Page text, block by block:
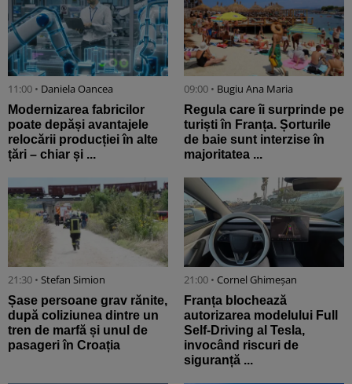
11:00 • Daniela Oancea
Modernizarea fabricilor
poate depăși avantajele
relocării producției în alte
țări – chiar și ...
09:00 • Bugiu ⁠Ana Maria
Regula care îi surprinde pe
turiști în Franța. Șorturile
de baie sunt interzise în
majoritatea ...
21:30 • Stefan Simion
Șase persoane grav rănite,
după coliziunea dintre un
tren de marfă și unul de
pasageri în Croația
21:00 • Cornel Ghimeșan
Franța blochează
autorizarea modelului Full
Self-Driving al Tesla,
invocând riscuri de
siguranță ...